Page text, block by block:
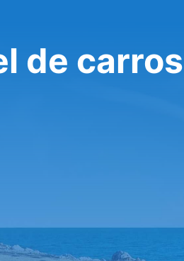
de carros